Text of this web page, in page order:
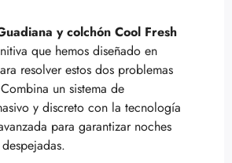
y colchón Cool Fresh
que hemos diseñado en
resolver estos dos problemas
un sistema de
y discreto con la tecnología
para garantizar noches